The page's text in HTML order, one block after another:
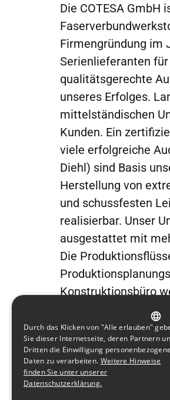
Die COTESA
Firmengründung im
Serienlieferanten
qualitätsgerechte
unseres Erfolges.
mittelständischen
Kunden. Ein
viele erfolgreiche
Diehl) sind Basis
Herstellung von
und schussfesten
realisierbar. Unser
ausgestattet mit
Die
Konstruktionsbüro
Herstellung
Entwicklung
GERMAN
ENGLISH
Durch das Klicken von "Alle erlauben"
Sie dieser Internetseite, deren Partnern
Dritten die Einwilligung personenbezogene
Daten zu verarbeiten. Weitere Hinweise
finden Sie unter unserer
Datenschutzerklärung.